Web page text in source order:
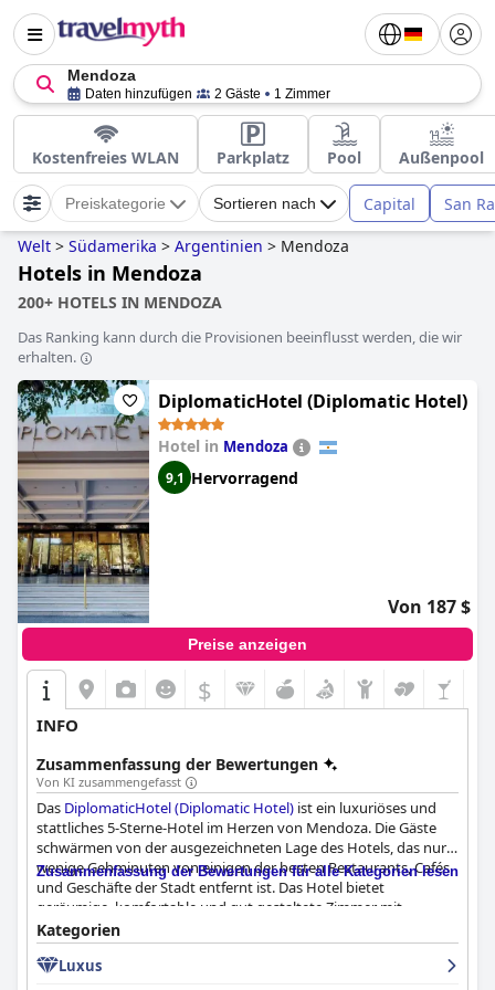
Mendoza
Daten hinzufügen 2 Gäste 1 Zimmer
Kostenfreies WLAN Parkplatz Pool Außenpool
Preiskategorie Sortieren nach Capital San
Welt > Südamerika > Argentinien > Mendoza
Hotels in Mendoza
200+ HOTELS IN MENDOZA
Das Ranking kann durch die Provisionen beeinflusst werden, die wir
erhalten.
DiplomaticHotel (Diplomatic Hotel)
Hotel in Mendoza
9,1 Hervorragend
Von 187 $
Preise anzeigen
$
INFO
Zusammenfassung der Bewertungen
Von KI zusammengefasst
Das DiplomaticHotel (Diplomatic Hotel) ist ein luxuriöses und
stattliches 5-Sterne-Hotel im Herzen von Mendoza. Die Gäste
schwärmen von der ausgezeichneten Lage des Hotels, das nur
wenige Gehminuten von einigen der besten Restaurants, Cafés
und Geschäfte der Stadt entfernt ist. Das Hotel bietet
geräumige, komfortable und gut gestaltete Zimmer mit
bequemen Betten und Kissen und einem atemberaubenden
Blick auf die Stadt und ihre Umgebung. Die Sauberkeit des
Hotels ist außergewöhnlich und das Personal ist aufmerksam,
Zusammenfassung der Bewertungen für alle Kategorien lesen
Kategorien
Luxus